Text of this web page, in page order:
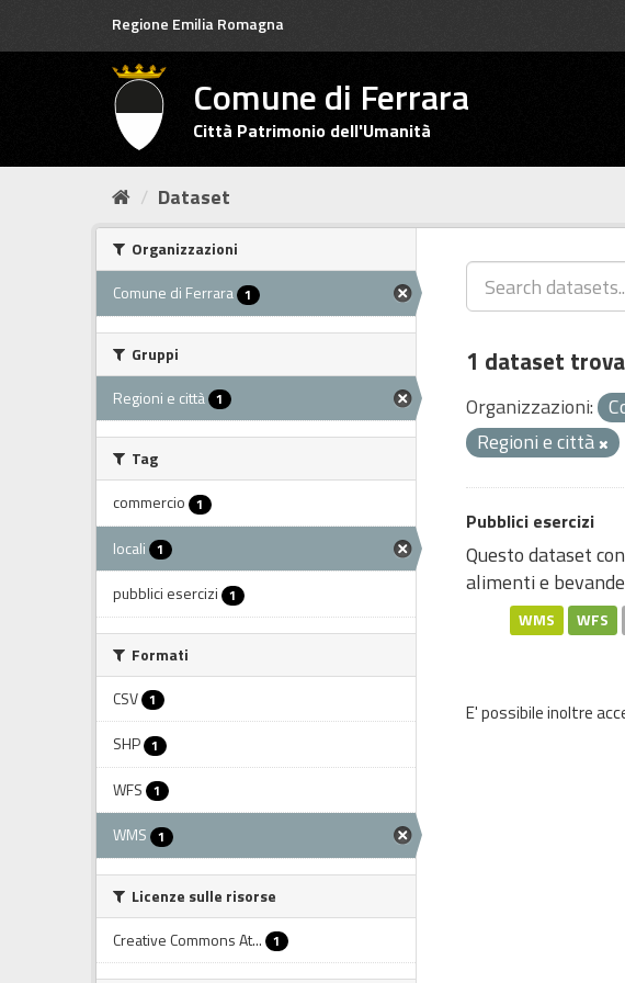
Regione Emilia Romagna
Comune di Ferrara
Città Patrimonio dell'Umanità
Dataset
Organizzazioni
Comune di Ferrara 1
Gruppi
Regioni e città 1
Tag
commercio 1
locali 1
pubblici esercizi 1
Formati
CSV 1
SHP 1
WFS 1
WMS 1
Licenze sulle risorse
Creative Commons At... 1
1 dataset
Organizzazioni:
Regioni e città
Pubblici esercizi
Questo dataset
alimenti e
WMS WFS
E' possibile inoltre